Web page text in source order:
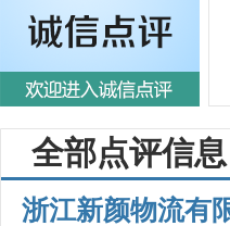
全部点评信息
浙江新颜物流有